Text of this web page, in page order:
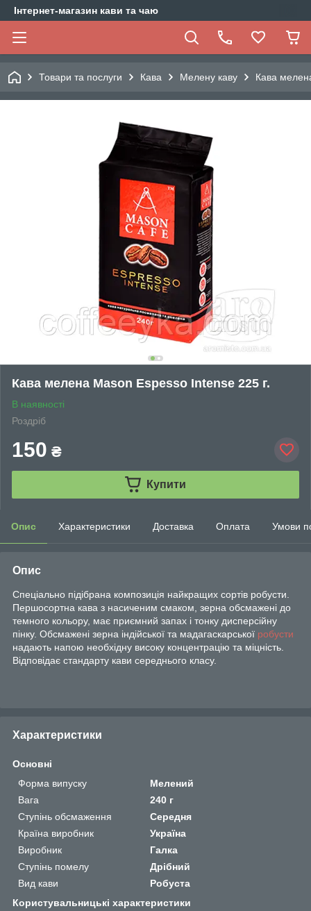
Інтернет-магазин кави та чаю
Товари та послуги Кава Мелену каву Кава
Кава мелена Mason Espesso Intense 225 г.
В наявності
Роздріб
150 ₴
Купити
Опис Характеристики Доставка Оплата Умови
Опис
Спеціально підібрана композиція найкращих сортів робусти.
Першосортна кава з насиченим смаком, зерна обсмажені до
темного кольору, має приємний запах і тонку дисперсійну
пінку. Обсмажені зерна індійської та мадагаскарської робусти
надають напою необхідну високу концентрацію та міцність.
Відповідає стандарту кави середнього класу.
Характеристики
Основні
Форма випуску
Мелений
Вага
240 г
Ступінь обсмаження
Середня
Країна виробник
Україна
Виробник
Галка
Ступінь помелу
Дрібний
Вид кави
Робуста
Користувальницькі характеристики